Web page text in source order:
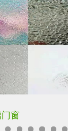
压花钢化玻璃